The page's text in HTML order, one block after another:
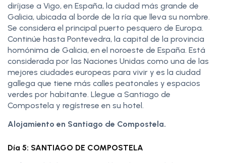
diríjase a Vigo, en España, la ciudad más grande de
Galicia, ubicada al borde de la ría que lleva su nombre.
Se considera el principal puerto pesquero de Europa.
Continúe hasta Pontevedra, la capital de la provincia
homónima de Galicia, en el noroeste de España. Está
considerada por las Naciones Unidas como una de las
mejores ciudades europeas para vivir y es la ciudad
gallega que tiene más calles peatonales y espacios
verdes por habitante. Llegue a Santiago de
Compostela y regístrese en su hotel.
Alojamiento en Santiago de Compostela.
Día 5: SANTIAGO DE COMPOSTELA